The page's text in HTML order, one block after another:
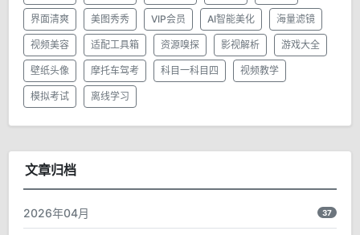
界面清爽 美图秀秀 VIP会员 AI智能美化 海量滤镜
视频美容 适配工具箱 资源嗅探 影视解析 游戏大全
壁纸头像 摩托车驾考 科目一科目四 视频教学
模拟考试 离线学习
文章归档
2026年04月 37